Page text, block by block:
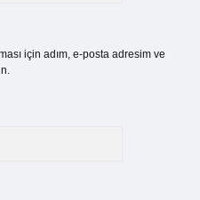
için adım, e-posta adresim ve